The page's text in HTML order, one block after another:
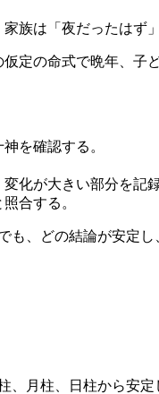
族は「夜だったはず
定の命式で晩年、
を確認する。
化が大きい部分を記録
合する。
、どの結論が安定
月柱、日柱から安定